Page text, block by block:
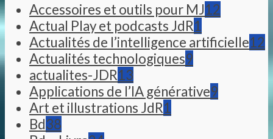
Accessoires et outils pour MJ12
Actual Play et podcasts JdR1
Actualités de l’intelligence artificielle12
Actualités technologiques9
actualites-JDR13
Applications de l’IA générative9
Art et illustrations JdR1
Bd38